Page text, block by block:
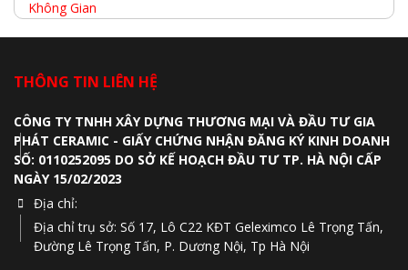
THÔNG TIN LIÊN HỆ
CÔNG TY TNHH XÂY DỰNG THƯƠNG MẠI VÀ ĐẦU TƯ GIA
PHÁT CERAMIC - GIẤY CHỨNG NHẬN ĐĂNG KÝ KINH DOANH
SỐ: 0110252095 DO SỞ KẾ HOẠCH ĐẦU TƯ TP. HÀ NỘI CẤP
NGÀY 15/02/2023
Địa chỉ:
Địa chỉ trụ sở: Số 17, Lô C22 KĐT Geleximco Lê Trọng Tấn,
Đường Lê Trọng Tấn, P. Dương Nội, Tp Hà Nội